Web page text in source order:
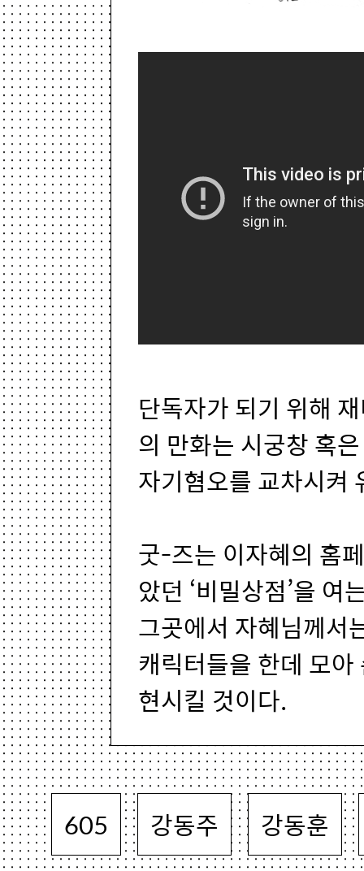
단독자가 되기 위해
의 만화는 시궁창 혹
자기혐오를 교차시켜
굿-즈는 이자혜의 홈
았던 ‘비밀상점’을
그곳에서 자혜님께서
캐릭터들을 한데 모
현시킬 것이다.
605 강동주 강동훈